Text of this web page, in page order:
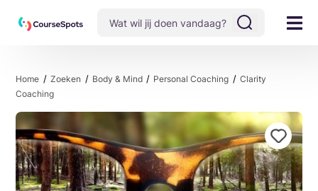
Home Zoeken Body & Mind Personal Coaching
Clarity
Coaching